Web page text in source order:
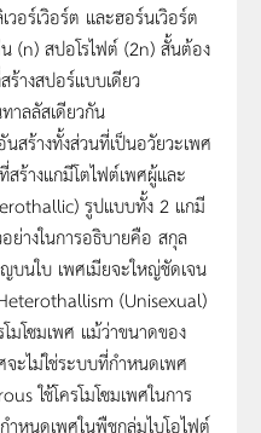
ร์เวิอร์ต และฮอร์นเวิอร์ต
(n) สปอโรไฟต์ (2n) สั้นต้อง
างสปอร์แบบเดียว
าลลัสเดียวกัน
ร้างทั้งส่วนที่เป็นอวัยวะเพศ
ร้างแกมีโตไฟต์เพศผู้และ
รูปแบบทั้ง 2 แกมี
างในการอธิบายคือ สกุล
บนใบ เพศเมียจะใหญ่ชัดเจน
(Unisexual)
มโซมเพศ แม้ว่าขนาดของ
ะไม่ใช่ระบบที่กำหนดเพศ
ใช้โครโมโซมเพศในการ
ำหนดเพศในพืชกลุ่มไบโอไฟต์